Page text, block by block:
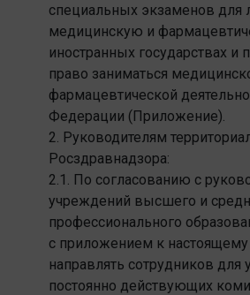
специальных экзаменов для
медицинскую и
иностранных государствах и
право заниматься
фармацевтической
Федерации (Приложение).
2. Руководителям
Росздравнадзора:
2.1. По согласованию с
учреждений высшего и
профессионального
с приложением к настоящему
направлять сотрудников для
постоянно действующих